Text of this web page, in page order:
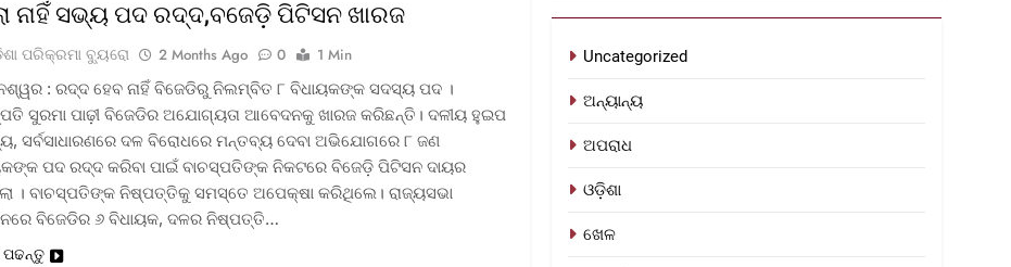
ନାହିଁ ସଭ୍ୟ ପଦ ରଦ୍ଦ,ବଜେଡ଼ି ପିଟିସନ ଖାରଜ
ପରିକ୍ରମା ବ୍ୟୁରୋ 2 Months Ago 0
1 Min
: ରଦ୍ଦ ହେବ ନାହିଁ ବିଜେଡିରୁ ନିଲମ୍ବିତ ୮ ବିଧାୟକଙ୍କ ସଦସ୍ୟ ପଦ ।
ସୁରମା ପାଢ଼ୀ ବିଜେଡିର ଅଯୋଗ୍ୟତା ଆବେଦନକୁ ଖାରଜ କରିଛନ୍ତି। ଦଳୀୟ ହୁଇପ
ସର୍ବସାଧାରଣରେ ଦଳ ବିରୋଧରେ ମନ୍ତବ୍ୟ ଦେବା ଅଭିଯୋଗରେ ୮ ଜଣ
ପଦ ରଦ୍ଦ କରିବା ପାଇଁ ବାଚସ୍ପତିଙ୍କ ନିକଟରେ ବିଜେଡ଼ି ପିଟିସନ ଦାୟର
। ବାଚସ୍ପତିଙ୍କ ନିଷ୍ପତ୍ତିକୁ ସମସ୍ତେ ଅପେକ୍ଷା କରିଥିଲେ। ରାଜ୍ୟସଭା
ବିଜେଡିର ୬ ବିଧାୟକ, ଦଳର ନିଷ୍ପତ୍ତି…
Uncategorized
ଅନ୍ୟାନ୍ୟ
ଅପରାଧ
ଓଡ଼ିଶା
ଖେଳ